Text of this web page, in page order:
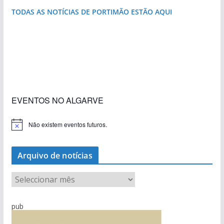
TODAS AS NOTÍCIAS DE PORTIMÃO ESTÃO AQUI
EVENTOS NO ALGARVE
Não existem eventos futuros.
Arquivo de notícias
r
pub